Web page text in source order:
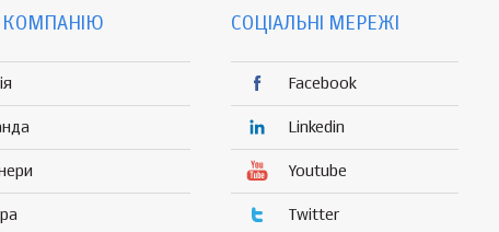
КОМПАНІЮ СОЦІАЛЬНІ МЕРЕЖІ
Facebook
Linkedin
Youtube
Twitter